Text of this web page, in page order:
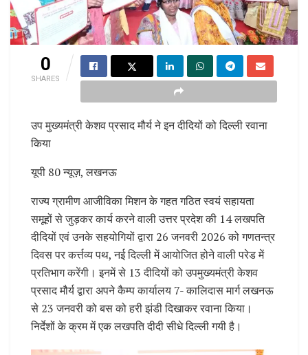
0
SHARES
उप मुख्यमंत्री केशव प्रसाद मौर्य ने इन दीदियों को दिल्ली रवाना
किया
यूपी 80 न्यूज़, लखनऊ
राज्य ग्रामीण आजीविका मिशन के गहत गठित स्वयं सहायता
समूहों से जुड़कर कार्य करने वाली उत्तर प्रदेश की 14 लखपति
दीदियों एवं उनके सहयोगियों द्वारा 26 जनवरी 2026 को गणतन्त्र
दिवस पर कर्त्तव्य पथ, नई दिल्ली में आयोजित होने वाली परेड में
प्रतिभाग करेंगी। इनमें से 13 दीदियों को उपमुख्यमंत्री केशव
प्रसाद मौर्य द्वारा अपने कैम्प कार्यालय 7- कालिदास मार्ग लखनऊ
से 23 जनवरी को बस को हरी झंडी दिखाकर रवाना किया।
निर्देशों के क्रम में एक लखपति दीदी सीधे दिल्ली गयी है।